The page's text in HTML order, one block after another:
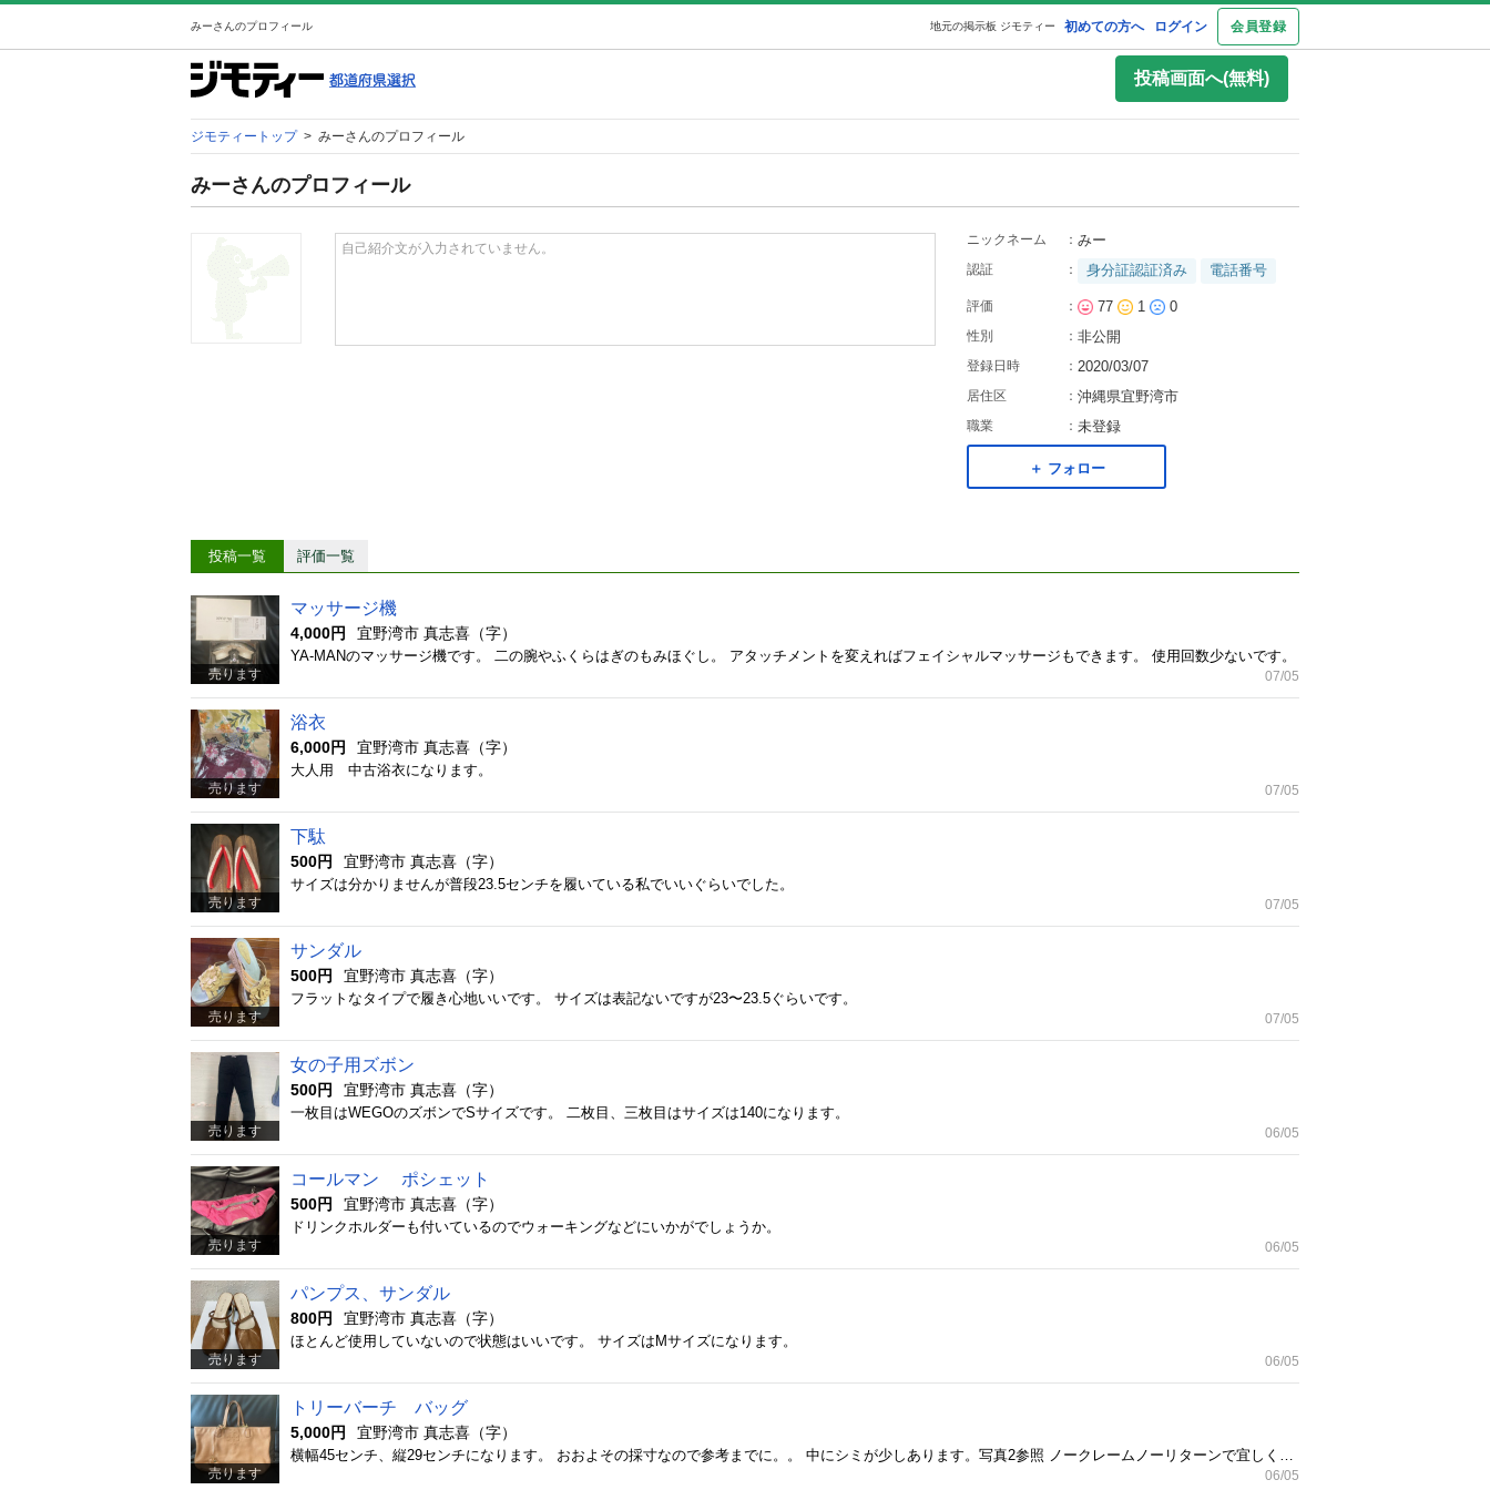
みーさんのプロフィール 初めての方へ ログイン 会員登録
地元の掲示板 ジモティー
投稿画面へ(無料)
ジモティートップ > みーさんのプロフィール
みーさんのプロフィール
自己紹介文が入力されていません。
ニックネーム ： みー
認証 ： 身分証認証済み 電話番号
評価 ： 77 1 0
性別 ： 非公開
登録日時 ： 2020/03/07
居住区 ： 沖縄県宜野湾市
職業 ： 未登録
＋ フォロー
投稿一覧 評価一覧
売ります
マッサージ機
4,000円 宜野湾市 真志喜（字）
YA-MANのマッサージ機です。 二の腕やふくらはぎのもみほぐし。 アタッチメントを変えればフェイシャルマッサージもできます。 使用回数少ないです。
07/05
売ります
浴衣
6,000円 宜野湾市 真志喜（字）
大人用 中古浴衣になります。
07/05
売ります
下駄
500円 宜野湾市 真志喜（字）
サイズは分かりませんが普段23.5センチを履いている私でいいぐらいでした。
07/05
売ります
サンダル
500円 宜野湾市 真志喜（字）
フラットなタイプで履き心地いいです。 サイズは表記ないですが23〜23.5ぐらいです。
07/05
売ります
女の子用ズボン
500円 宜野湾市 真志喜（字）
一枚目はWEGOのズボンでSサイズです。 二枚目、三枚目はサイズは140になります。
06/05
売ります
コールマン ポシェット
500円 宜野湾市 真志喜（字）
ドリンクホルダーも付いているのでウォーキングなどにいかがでしょうか。
06/05
売ります
パンプス、サンダル
800円 宜野湾市 真志喜（字）
ほとんど使用していないので状態はいいです。 サイズはMサイズになります。
06/05
売ります
トリーバーチ バッグ
5,000円 宜野湾市 真志喜（字）
06/05